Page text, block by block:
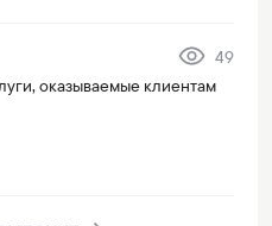
49
оказываемые клиентам